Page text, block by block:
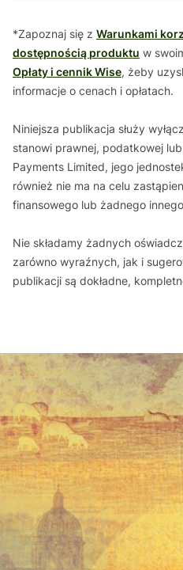
*Zapoznaj się z Warunkami
dostępnością produktu w
Opłaty i cennik Wise, żeby
informacje o cenach i opłatach.
Niniejsza publikacja służy
stanowi prawnej, podatkowej
Payments Limited, jego
również nie ma na celu
finansowego lub żadnego
Nie składamy żadnych
zarówno wyraźnych, jak i
publikacji są dokładne,